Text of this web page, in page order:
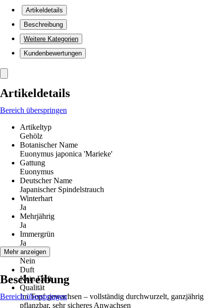
Artikeldetails
Beschreibung
Weitere Kategorien
Kundenbewertungen
Artikeldetails
Bereich überspringen
Artikeltyp
Gehölz
Botanischer Name
Euonymus japonica 'Marieke'
Gattung
Euonymus
Deutscher Name
Japanischer Spindelstrauch
Winterhart
Ja
Mehrjährig
Ja
Immergrün
Ja
Blüte
Nein
Duft
Kein Duft
Qualität
Im Topf gewachsen – vollständig durchwurzelt, ganzjährig
pflanzbar, sehr sicheres Anwachsen
Mehr anzeigen
Beschreibung
Bereich überspringen